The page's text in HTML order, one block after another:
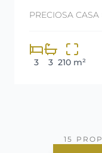
PRECIOSA
3 3 210 m²
15